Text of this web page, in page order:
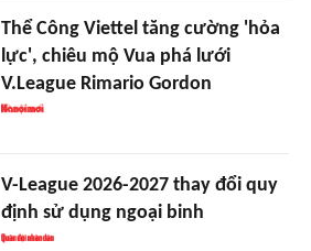
Thể Công Viettel tăng cường 'hỏa
lực', chiêu mộ Vua phá lưới
V.League Rimario Gordon
V-League 2026-2027 thay đổi quy
định sử dụng ngoại binh